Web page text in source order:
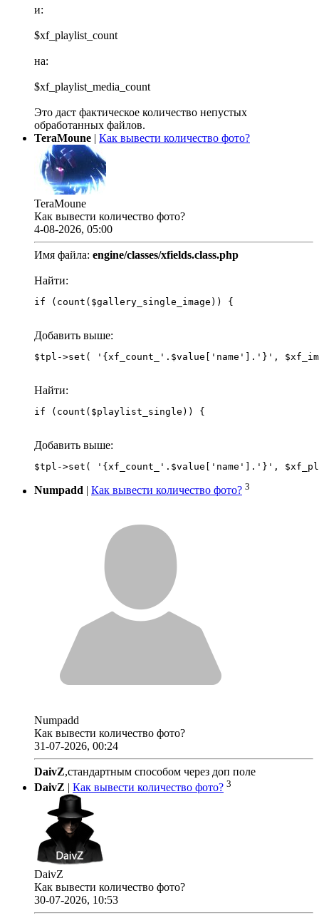
и:
$xf_playlist_count
на:
$xf_playlist_media_count
Это даст фактическое количество непустых
обработанных файлов.
TeraMoune | Как вывести количество фото?
TeraMoune
Как вывести количество фото?
4-08-2026, 05:00
Имя файла: engine/classes/xfields.class.php
Найти:
if (count($gallery_single_image)) {
Добавить выше:
Найти:
if (count($playlist_single)) {
Добавить выше:
Numpadd Как вывести количество фото? 3
Numpadd
Как вывести количество фото?
31-07-2026, 00:24
DaivZ,стандартным способом через доп поле
DaivZ | Как вывести количество фото? 3
DaivZ
Как вывести количество фото?
30-07-2026, 10:53